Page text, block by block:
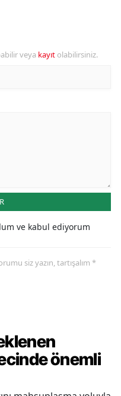
veya kayıt olabilirsiniz.
ve kabul ediyorum
siz yazın, tartışalım *
önemli